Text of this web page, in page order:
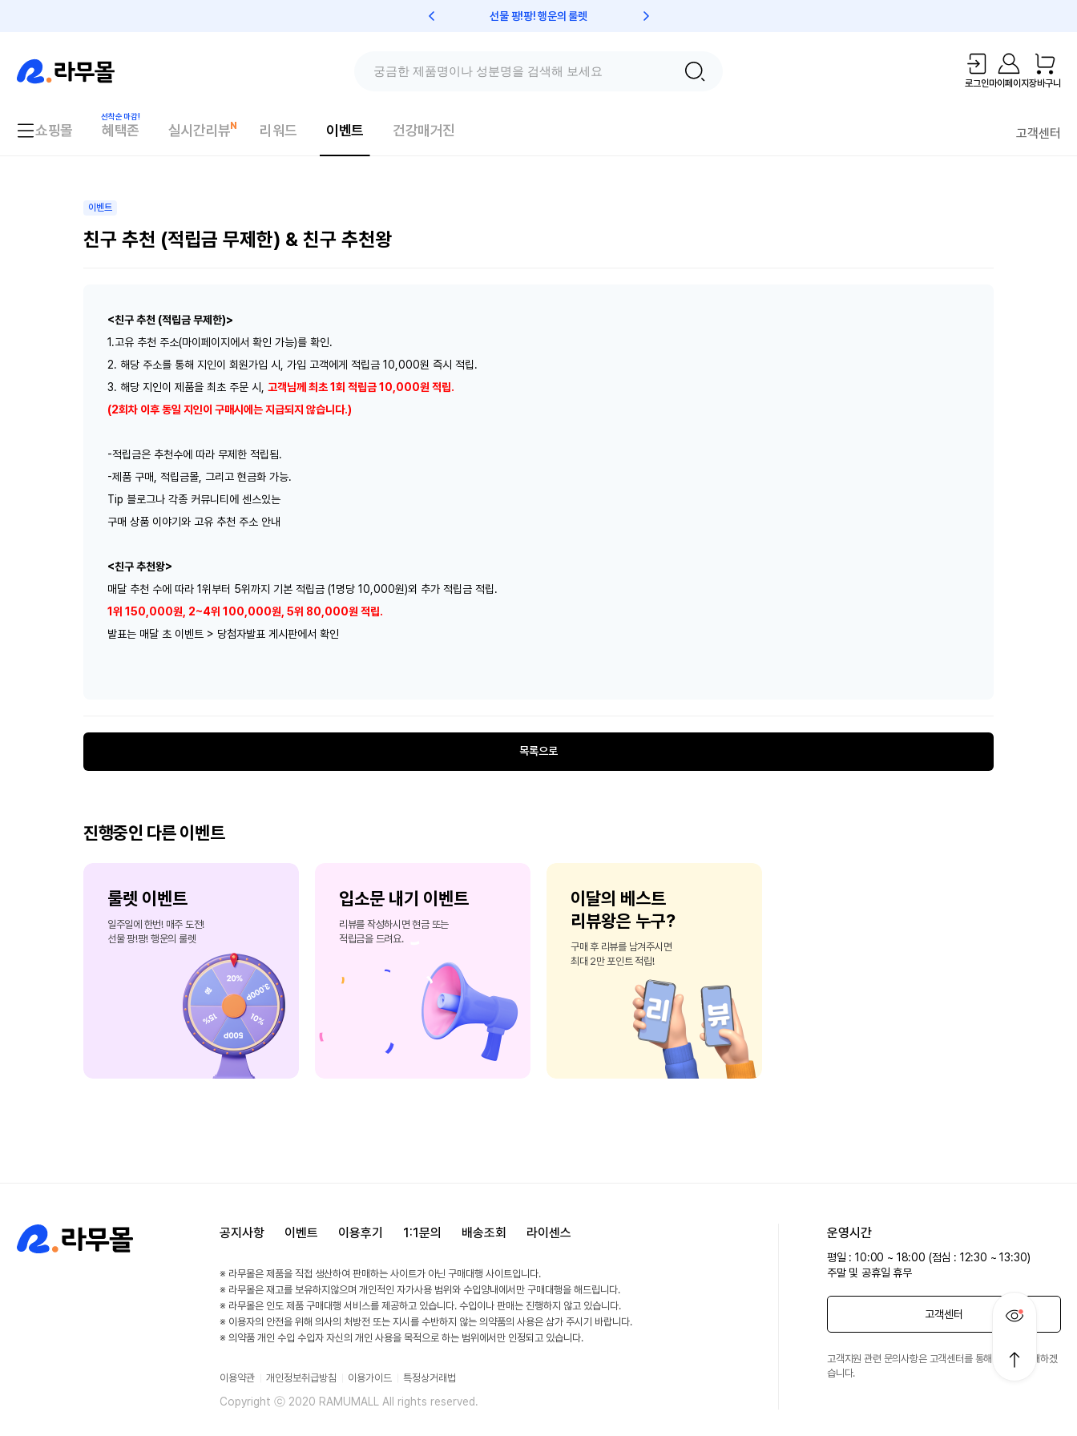
선물 팡!팡! 행운의 룰렛
로그인마이페이지장바구니
쇼핑몰 혜택존 실시간리뷰 리워드 이벤트 건강매거진 고객센터
이벤트
친구 추천 (적립금 무제한) & 친구 추천왕
<친구 추천 (적립금 무제한)>
1.고유 추천 주소(마이페이지에서 확인 가능)를 확인.
2. 해당 주소를 통해 지인이 회원가입 시, 가입 고객에게 적립금 10,000원 즉시 적립.
3. 해당 지인이 제품을 최초 주문 시, 고객님께 최초 1회 적립금 10,000원 적립.
(2회차 이후 동일 지인이 구매시에는 지급되지 않습니다.)
-적립금은 추천수에 따라 무제한 적립됨.
-제품 구매, 적립금몰, 그리고 현금화 가능.
Tip 블로그나 각종 커뮤니티에 센스있는
구매 상품 이야기와 고유 추천 주소 안내
<친구 추천왕>
매달 추천 수에 따라 1위부터 5위까지 기본 적립금 (1명당 10,000원)외 추가 적립금 적립.
1위 150,000원, 2~4위 100,000원, 5위 80,000원 적립.
발표는 매달 초 이벤트 > 당첨자발표 게시판에서 확인
목록으로
진행중인 다른 이벤트
룰렛 이벤트
일주일에 한번! 매주 도전!
선물 팡!팡! 행운의 룰렛
입소문 내기 이벤트
리뷰를 작성하시면 현금 또는
적립금을 드려요.
이달의 베스트
리뷰왕은 누구?
구매 후 리뷰를 남겨주시면
최대 2만 포인트 적립!
공지사항 이벤트 이용후기 1:1문의 배송조회 라이센스
※ 라무몰은 제품을 직접 생산하여 판매하는 사이트가 아닌 구매대행 사이트입니다.
※ 라무몰은 재고를 보유하지않으며 개인적인 자가사용 범위와 수입양내에서만 구매대행을 해드립니다.
※ 라무몰은 인도 제품 구매대행 서비스를 제공하고 있습니다. 수입이나 판매는 진행하지 않고 있습니다.
※ 이용자의 안전을 위해 의사의 처방전 또는 지시를 수반하지 않는 의약품의 사용은 삼가 주시기 바랍니다.
※ 의약품 개인 수입 수입자 자신의 개인 사용을 목적으로 하는 범위에서만 인정되고 있습니다.
이용약관 개인정보취급방침 이용가이드 특정상거래법
Copyright ⓒ 2020 RAMUMALL All rights reserved.
운영시간
평일 : 10:00 ~ 18:00 (점심 : 12:30 ~ 13:30)
주말 및 공휴일 휴무
고객센터
고객지원 관련 문의사항은 고객센터를 통해 친절히 안내하겠
습니다.